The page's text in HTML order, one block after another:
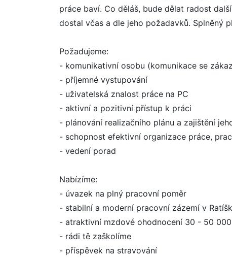
práce baví. Co děláš, bude dělat radost
dostal včas a dle jeho požadavků. Splněný
Požadujeme:
- komunikativní osobu (komunikace se
- příjemné vystupování
- uživatelská znalost práce na PC
- aktivní a pozitivní přístup k práci
- plánování realizačního plánu a zajištění
- schopnost efektivní organizace práce,
- vedení porad
Nabízíme:
- úvazek na plný pracovní poměr
- stabilní a moderní pracovní zázemí v
- atraktivní mzdové ohodnocení 30 - 50 000
- rádi tě zaškolíme
- příspěvek na stravování